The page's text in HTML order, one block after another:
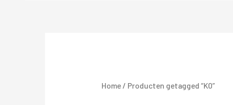
Home / Producten getagged “K0”